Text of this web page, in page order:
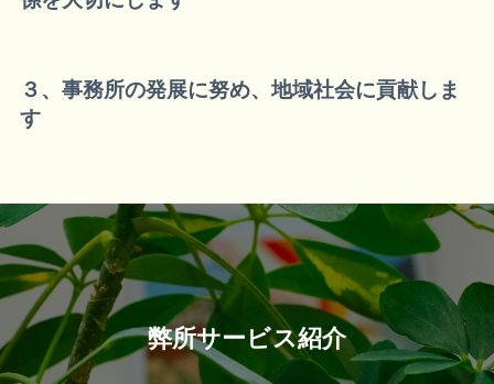
３、事務所の発展に努め、地域社会に貢献しま
す
弊所サービス紹介